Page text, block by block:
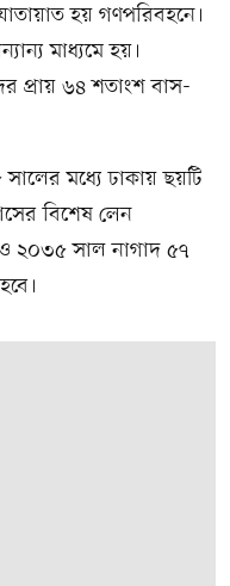
হয় গণপরিবহনে।
মাধ্যমে হয়।
প্রায় ৬৪ শতাংশ বাস-
মধ্যে ঢাকায় ছয়টি
বিশেষ লেন
২০৩৫ সাল নাগাদ ৫৭